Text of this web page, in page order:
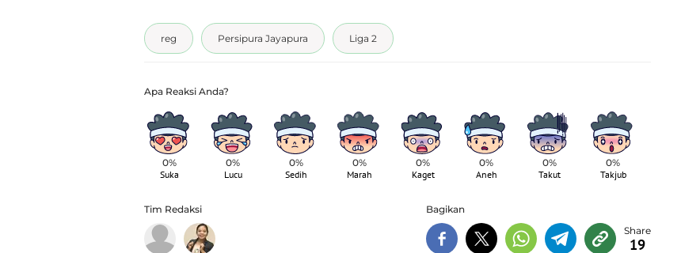
reg Persipura Jayapura Liga 2
0%
Suka
0%
Lucu
0%
Sedih
0%
Marah
0%
Kaget
0%
Aneh
0%
Takut
0%
Takjub
Tim Redaksi Bagikan
19